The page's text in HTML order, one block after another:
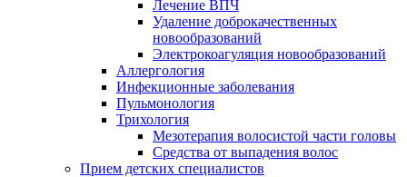
Лечение ВПЧ
Удаление доброкачественных
новообразований
Электрокоагуляция новообразований
Аллергология
Инфекционные заболевания
Пульмонология
Трихология
Мезотерапия волосистой части головы
Средства от выпадения волос
Прием детских специалистов